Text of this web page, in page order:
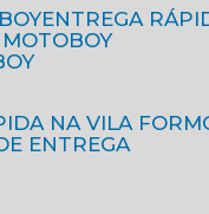
ENTREGA
MOTOBOY
NA VILA
ENTREGA